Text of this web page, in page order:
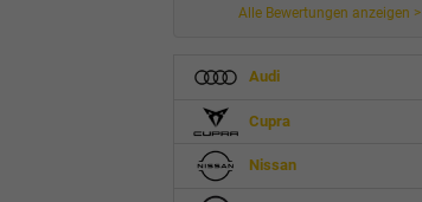
Alle Bewertungen anzeigen >
Audi
Cupra
Nissan